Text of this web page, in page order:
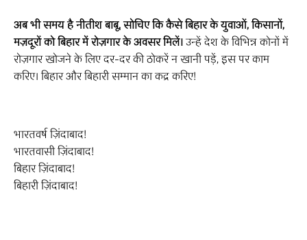
अब भी समय है नीतीश बाबू, सोचिए कि कैसे बिहार के युवाओं, किसानों,
मज़दूरों को बिहार में रोज़गार के अवसर मिलें।उन्हें देश के विभिन्न कोनों में
रोज़गार खोजने के लिए दर-दर की ठोकरें न खानी पड़ें, इस पर काम
करिए। बिहार और बिहारी सम्मान का कद्र करिए!
भारतवर्ष ज़िंदाबाद!
भारतवासी ज़िंदाबाद!
बिहार ज़िंदाबाद!
बिहारी ज़िंदाबाद!